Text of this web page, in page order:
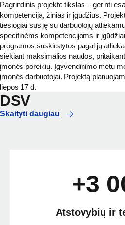
Pagrindinis projekto tikslas – gerinti
kompetenciją, žinias ir įgūdžius.
tiesiogiai susiję su darbuotojų
specifinėms kompetencijoms ir
programos suskirstytos pagal jų
siekiant maksimalios naudos,
įmonės poreikių. Įgyvendinimo metu
įmonės darbuotojai. Projektą
liepos 17 d.
DSV
Skaityti daugiau
+3
Atstovybių ir